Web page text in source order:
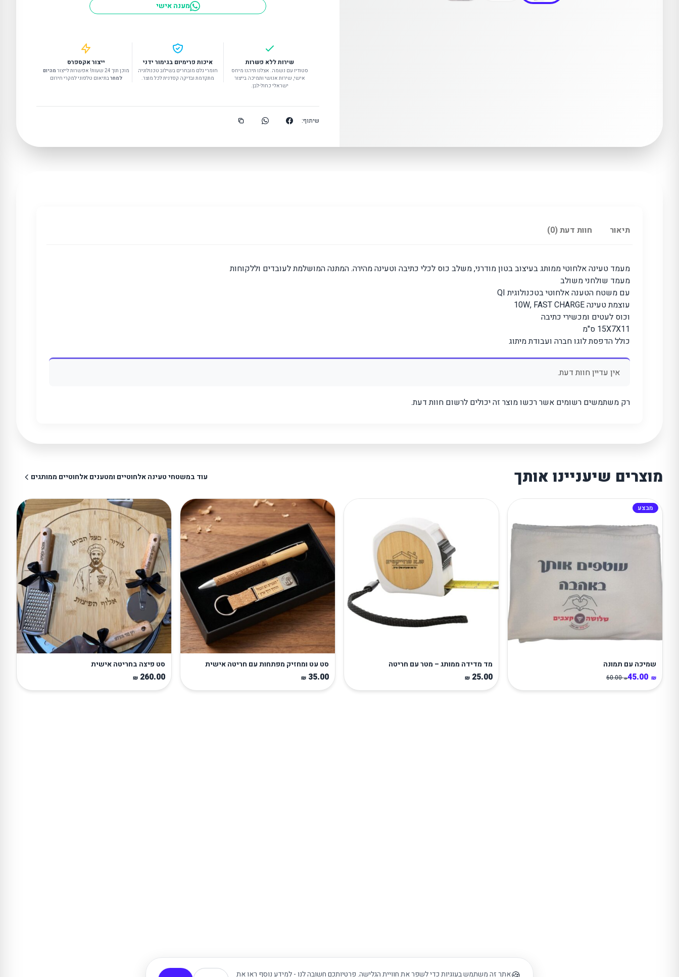
מענה אישי
שירות ללא פשרות
סטודיו עם נשמה. אצלנו תיהנו מיחס
אישי, שירות אנושי ותמיכה בייצור
ישראלי כחול-לבן.
איכות פרימיום בגימור ידני
חומרי גלם מובחרים בשילוב טכנולוגיה
מתקדמת ובדיקה קפדנית לכל מוצר.
ייצור אקספרס
מוכן תוך 24 שעות! אפשרות לייצור
מהיום
למחרבתיאום טלפוני למקרי חירום
שיתוף:
תיאור חוות דעת (0)
מעמד טעינה אלחוטי ממותג בעיצוב בטון מודרני, משלב כוס לכלי כתיבה וטעינה מהירה. המתנה המושלמת לעובדים וללקוחות
מעמד שולחני משולב
עם משטח הטענה אלחוטי בטכנולוגית QI
עוצמת טעינה 10W, FAST CHARGE
וכוס לעטים ומכשירי כתיבה
15X7X11 ס"מ
כולל הדפסת לוגו חברה ועבודת מיתוג
אין עדיין חוות דעת.
רק משתמשים רשומים אשר רכשו מוצר זה יכולים לרשום חוות דעת.
מוצרים שיעניינו אותך עוד במשטחי טעינה אלחוטיים ומטענים אלחוטיים ממותגים
מבצע
שמיכה עם תמונה
45.00 ₪
60.00₪
מד מדידה ממותג – מטר עם חריטה
25.00
₪
סט עט ומחזיק מפתחות עם חריטה אישית
35.00
₪
סט פיצה בחריטה אישית
260.00
₪
אתר זה משתמש בעוגיות כדי לשפר את חוויית הגלישה. פרטיותכם חשובה לנו - למידע נוסף ראו את